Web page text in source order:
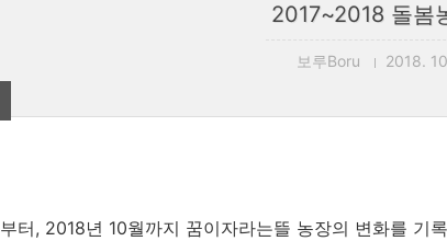
2017~2018 돌봄
보루Boru 2018.
터, 2018년 10월까지 꿈이자라는뜰 농장의 변화를 기